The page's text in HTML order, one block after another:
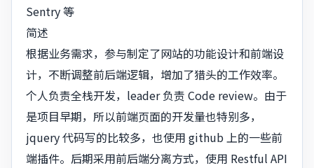
Sentry 等
简述
根据业务需求，参与制定了网站的功能设计和前端设
计，不断调整前后端逻辑，增加了猎头的工作效率。
个人负责全栈开发，leader 负责 Code review。由于
是项目早期，所以前端页面的开发量也特别多，
jquery 代码写的比较多，也使用 github 上的一些前
端插件。后期采用前后端分离方式，使用 Restful API